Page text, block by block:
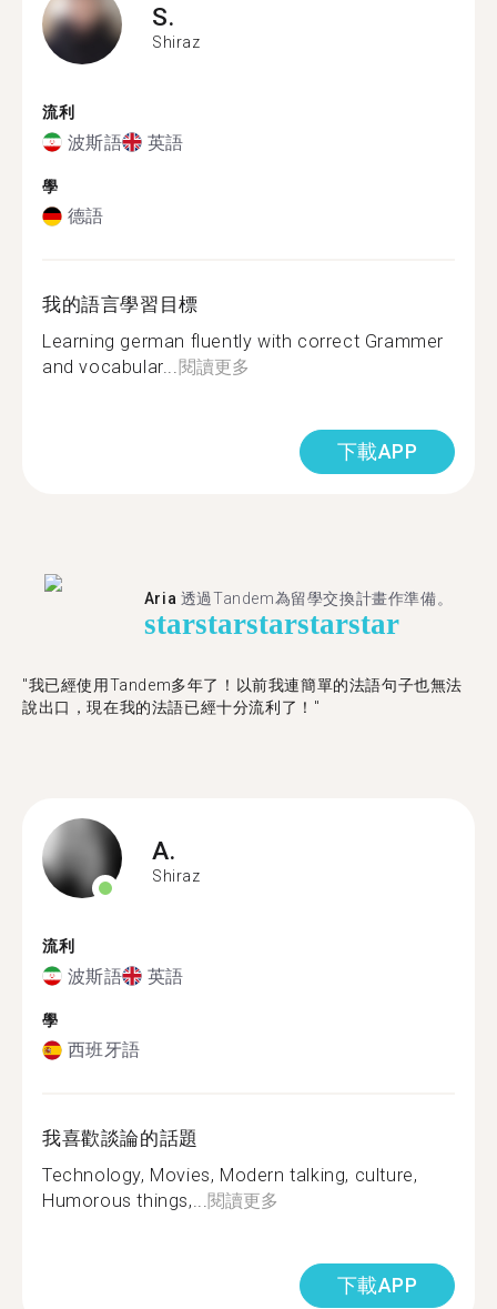
S.
Shiraz
流利
波斯語 英語
學
德語
我的語言學習目標
Learning german fluently with correct Grammer
and vocabular...閱讀更多
下載APP
Aria 透過Tandem為留學交換計畫作準備。
starstarstarstarstar
"我已經使用Tandem多年了！以前我連簡單的法語句子也無法
說出口，現在我的法語已經十分流利了！"
A.
Shiraz
流利
波斯語 英語
學
西班牙語
我喜歡談論的話題
Technology, Movies, Modern talking, culture,
Humorous things,...閱讀更多
下載APP